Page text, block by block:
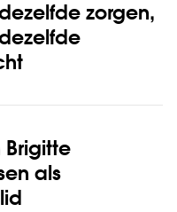
zorgen,
Brigitte
als